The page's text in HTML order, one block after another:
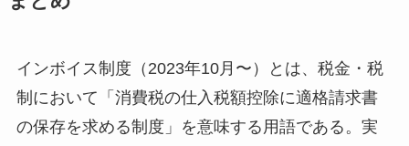
インボイス制度（2023年10月〜）とは、税金・税
制において「消費税の仕入税額控除に適格請求書
の保存を求める制度」を意味する用語である。実